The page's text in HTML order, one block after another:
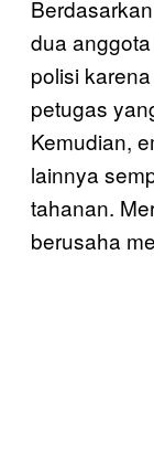
dua
polisi
petugas
Kemudian,
lainnya
tahanan.
berusaha